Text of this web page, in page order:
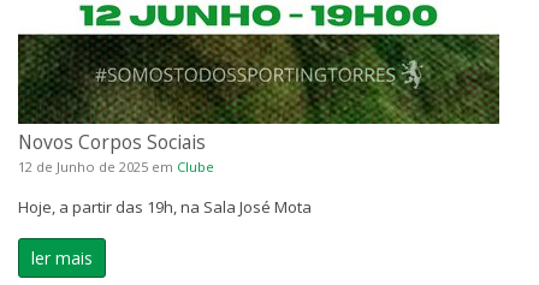
Novos Corpos Sociais
12 de Junho de 2025 em Clube
Hoje, a partir das 19h, na Sala José Mota
ler mais